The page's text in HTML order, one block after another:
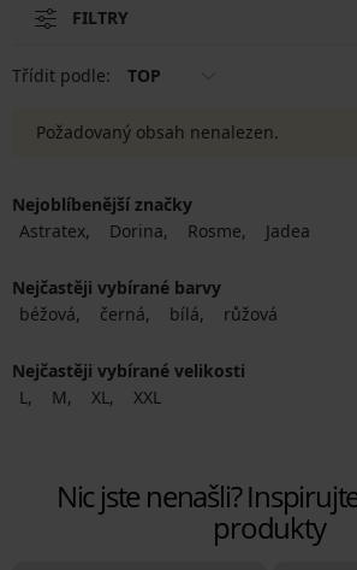
FILTRY
Třídit podle: TOP
Požadovaný obsah nenalezen.
Nejoblíbenější značky
Astratex
Dorina Rosme Jadea
Nejčastěji vybírané barvy
béžová
černá bílá růžová
Nejčastěji vybírané velikosti
L
M XL XXL
Nic jste nenašli?
produkty